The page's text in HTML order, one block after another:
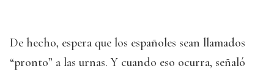
De hecho, espera que los españoles sean llamados
“pronto” a las urnas. Y cuando eso ocurra, señaló